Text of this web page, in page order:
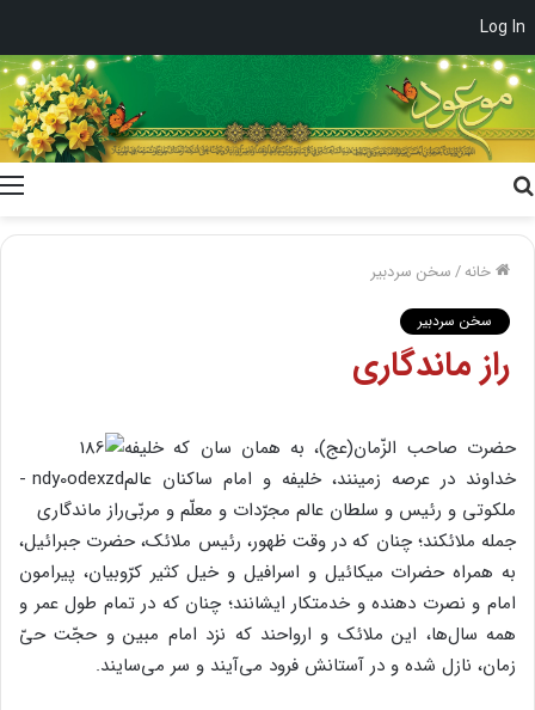
Log In
خانه/سخن سردبیر
سخن سردبیر
راز ماندگاری
حضرت صاحب الزّمان(عج)، به همان سان که خلیفه
خداوند در عرصه زمینند، خلیفه و امام ساکنان عالم
ملکوتی و رئیس و سلطان عالم مجرّدات و معلّم و مربّی
جمله ملائکند؛ چنان که در وقت ظهور، رئیس ملائک، حضرت جبرائیل،
به همراه حضرات میکائیل و اسرافیل و خیل کثیر کرّوبیان، پیرامون
امام و نصرت دهنده و خدمتکار ایشانند؛ چنان که در تمام طول عمر و
همه سال‌ها، این ملائک و ارواحند که نزد امام مبین و حجّت حیّ
زمان، نازل شده و در آستانش فرود می‌آیند و سر می‌سایند.